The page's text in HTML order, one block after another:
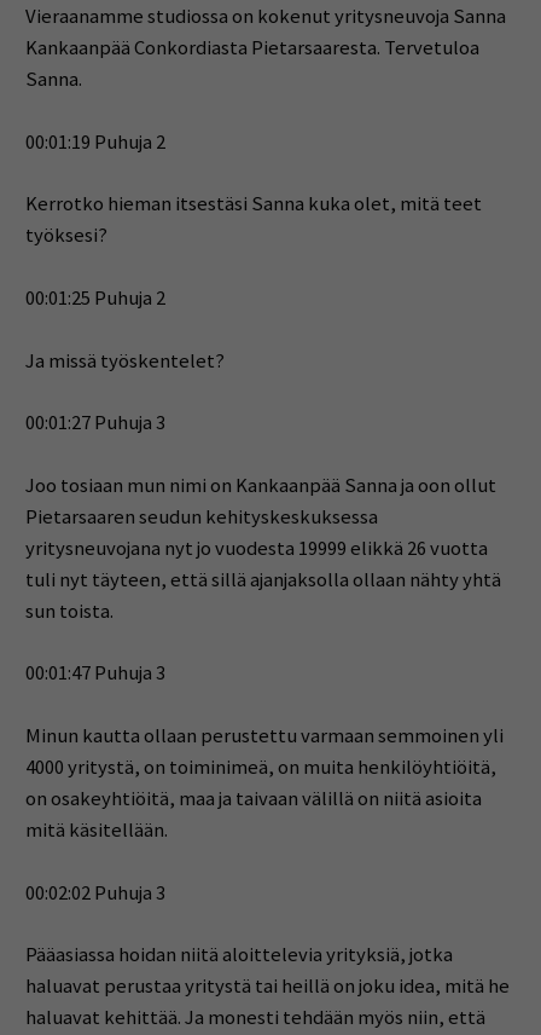
Vieraanamme studiossa on kokenut yritysneuvoja Sanna
Kankaanpää Conkordiasta Pietarsaaresta. Tervetuloa
Sanna.
00:01:19 Puhuja 2
Kerrotko hieman itsestäsi Sanna kuka olet, mitä teet
työksesi?
00:01:25 Puhuja 2
Ja missä työskentelet?
00:01:27 Puhuja 3
Joo tosiaan mun nimi on Kankaanpää Sanna ja oon ollut
Pietarsaaren seudun kehityskeskuksessa
yritysneuvojana nyt jo vuodesta 19999 elikkä 26 vuotta
tuli nyt täyteen, että sillä ajanjaksolla ollaan nähty yhtä
sun toista.
00:01:47 Puhuja 3
Minun kautta ollaan perustettu varmaan semmoinen yli
4000 yritystä, on toiminimeä, on muita henkilöyhtiöitä,
on osakeyhtiöitä, maa ja taivaan välillä on niitä asioita
mitä käsitellään.
00:02:02 Puhuja 3
Pääasiassa hoidan niitä aloittelevia yrityksiä, jotka
haluavat perustaa yritystä tai heillä on joku idea, mitä he
haluavat kehittää. Ja monesti tehdään myös niin, että